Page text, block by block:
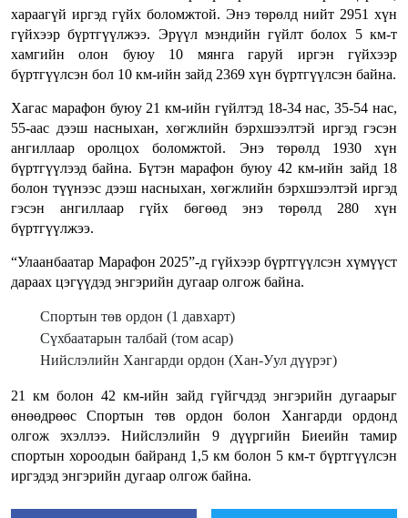
хараагүй иргэд гүйх боломжтой. Энэ төрөлд нийт 2951 хүн
гүйхээр бүртгүүлжээ. Эрүүл мэндийн гүйлт болох 5 км-т
хамгийн олон буюу 10 мянга гаруй иргэн гүйхээр
бүртгүүлсэн бол 10 км-ийн зайд 2369 хүн бүртгүүлсэн байна.
Хагас марафон буюу 21 км-ийн гүйлтэд 18-34 нас, 35-54 нас,
55-аас дээш насныхан, хөгжлийн бэрхшээлтэй иргэд гэсэн
ангиллаар оролцох боломжтой. Энэ төрөлд 1930 хүн
бүртгүүлээд байна. Бүтэн марафон буюу 42 км-ийн зайд 18
болон түүнээс дээш насныхан, хөгжлийн бэрхшээлтэй иргэд
гэсэн ангиллаар гүйх бөгөөд энэ төрөлд 280 хүн
бүртгүүлжээ.
“Улаанбаатар Марафон 2025”-д гүйхээр бүртгүүлсэн хүмүүст
дараах цэгүүдэд энгэрийн дугаар олгож байна.
Спортын төв ордон (1 давхарт)
Сүхбаатарын талбай (том асар)
Нийслэлийн Хангарди ордон (Хан-Уул дүүрэг)
21 км болон 42 км-ийн зайд гүйгчдэд энгэрийн дугаарыг
өнөөдрөөс Спортын төв ордон болон Хангарди ордонд
олгож эхэллээ. Нийслэлийн 9 дүүргийн Биеийн тамир
спортын хороодын байранд 1,5 км болон 5 км-т бүртгүүлсэн
иргэдэд энгэрийн дугаар олгож байна.